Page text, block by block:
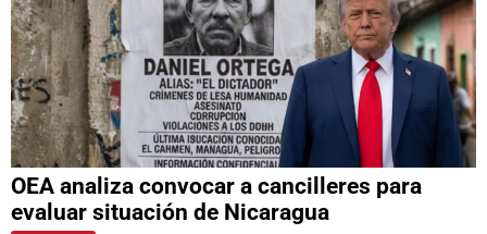
OEA analiza convocar a cancilleres para
evaluar situación de Nicaragua